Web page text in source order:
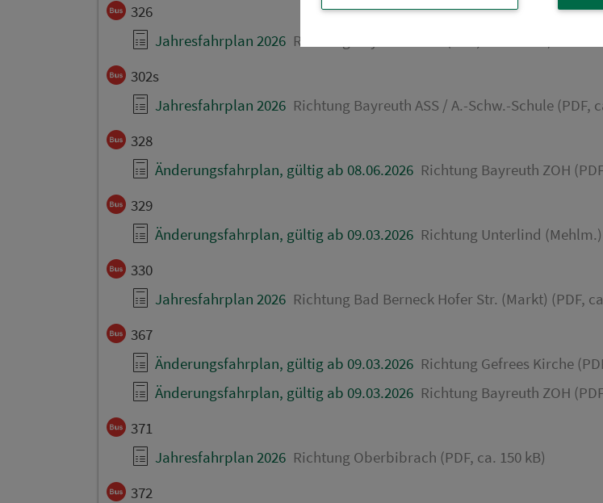
326
Jahresfahrplan 2026 Richtung Bayreuth ZOH (PDF, ca. 150 kB)
302s
Jahresfahrplan 2026 Richtung Bayreuth ASS / A.-Schw.-Schule (PDF,
328
Änderungsfahrplan, gültig ab 08.06.2026 Richtung Bayreuth ZOH
329
Änderungsfahrplan, gültig ab 09.03.2026 Richtung Unterlind (Mehlm.)
330
Jahresfahrplan 2026 Richtung Bad Berneck Hofer Str. (Markt) (PDF,
367
Änderungsfahrplan, gültig ab 09.03.2026 Richtung Gefrees Kirche
Änderungsfahrplan, gültig ab 09.03.2026 Richtung Bayreuth ZOH
371
Jahresfahrplan 2026 Richtung Oberbibrach (PDF, ca. 150 kB)
372